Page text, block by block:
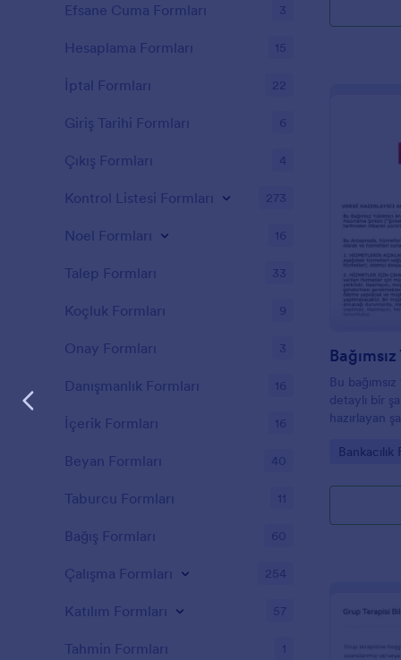
Bu
detaylı bir
hazırlayan
kapsar.
Go to
Bankacılık
Efsane Cuma Formları 3
Hesaplama Formları 15
İptal Formları 22
Giriş Tarihi Formları 6
Çıkış Formları 4
Kontrol Listesi Formları 273
Noel Formları 16
Talep Formları 33
Koçluk Formları 9
Onay Formları 3
Danışmanlık Formları 16
İçerik Formları 16
Beyan Formları 40
Taburcu Formları 11
Bağış Formları 60
Çalışma Formları 254
Katılım Formları 57
Tahmin Formları 1